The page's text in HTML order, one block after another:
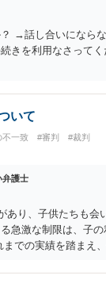
→話し合いになら
きを利用なさって
いて
不一致 #審判 #裁判
弁護士
あり、子供たちも
急激な制限は、子
での実績を踏まえ